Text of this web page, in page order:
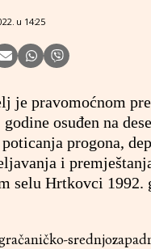
u 14:25
je pravomoćnom
osuđen na
progona,
i
selu Hrtkovci 1992.